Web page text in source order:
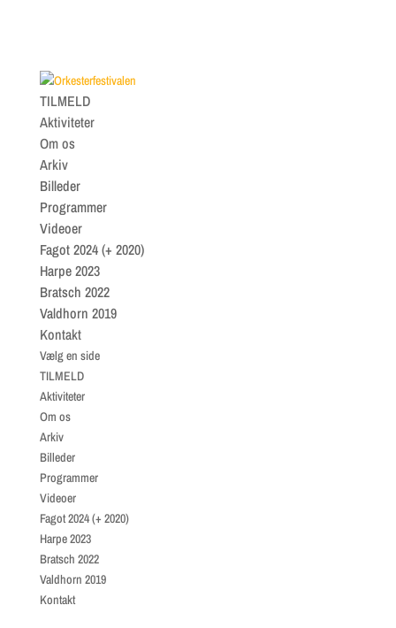
TILMELD
Aktiviteter
Om os
Arkiv
Billeder
Programmer
Videoer
Fagot 2024 (+ 2020)
Harpe 2023
Bratsch 2022
Valdhorn 2019
Kontakt
Vælg en side
TILMELD
Aktiviteter
Om os
Arkiv
Billeder
Programmer
Videoer
Fagot 2024 (+ 2020)
Harpe 2023
Bratsch 2022
Valdhorn 2019
Kontakt